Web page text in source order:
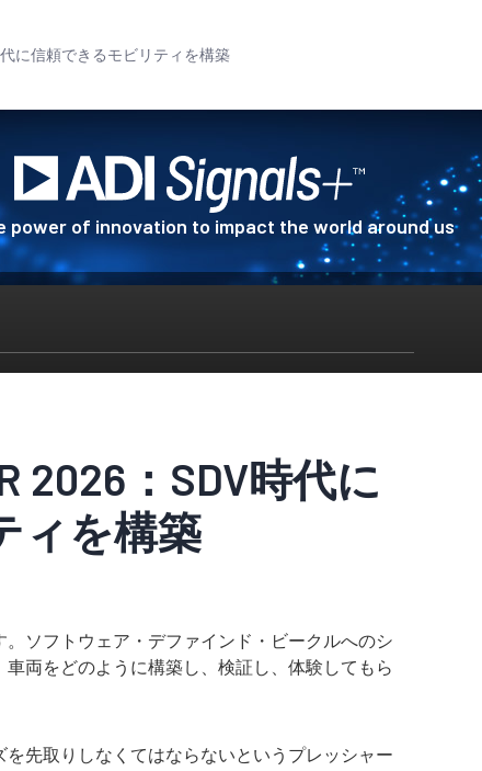
に信頼できるモビリティを構築
power of innovation to impact the world around us
インダストリーに関する最新情報をお届けします。
SIGNALS+ ニュースレター登録
Devices, Inc.およびその子会社からマーケティング情
に同意したことになります。 プライバシー設定
2026：SDV時代に
ィを構築
ソフトウェア・デファインド・ビークルへのシ
両をどのように構築し、検証し、体験してもら
先取りしなくてはならないというプレッシャー